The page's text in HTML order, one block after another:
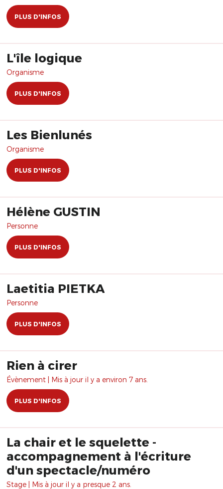
PLUS D'INFOS
L'île logique
Organisme
PLUS D'INFOS
Les Bienlunés
Organisme
PLUS D'INFOS
Hélène GUSTIN
Personne
PLUS D'INFOS
Laetitia PIETKA
Personne
PLUS D'INFOS
Rien à cirer
Évènement | Mis à jour il y a environ 7 ans.
PLUS D'INFOS
La chair et le squelette -
accompagnement à l'écriture
d'un spectacle/numéro
Stage | Mis à jour il y a presque 2 ans.